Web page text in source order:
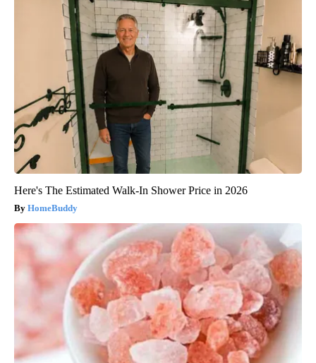
Here's The Estimated Walk-In Shower Price in 2026
HomeBuddy